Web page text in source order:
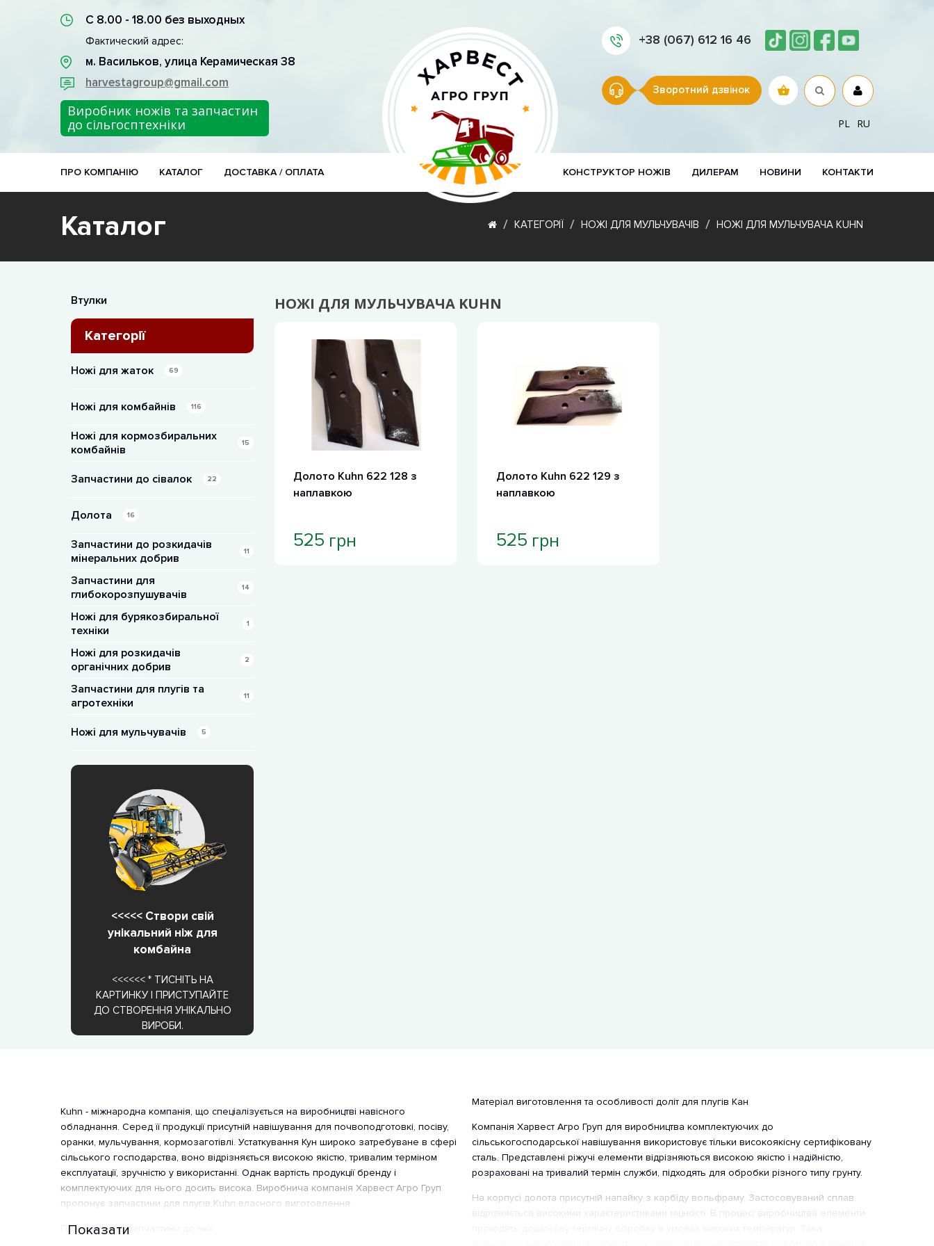
С 8.00 - 18.00 без выходных
Фактический адрес:
м. Васильков, улица Керамическая 38
harvestagroup@gmail.com
Виробник ножів та запчастин
до сільгосптехніки
+38 (067) 612 16 46
Зворотний дзвінок
PL RU
ПРО КОМПАНІЮ КАТАЛОГ ДОСТАВКА / ОПЛАТА КОНСТРУКТОР НОЖІВ ДИЛЕРАМ НОВИНИ КОНТАКТИ
Каталог КАТЕГОРІЇ НОЖІ ДЛЯ МУЛЬЧУВАЧІВ НОЖІ ДЛЯ МУЛЬЧУВАЧА KUHN
Втулки
Категорії
Ножі для жаток 69
Ножі для комбайнів 116
Ножі для кормозбиральних
комбайнів
15
Запчастини до сівалок 22
Долота 16
Запчастини до розкидачів
мінеральних добрив
11
Запчастини для
глибокорозпушувачів
14
Ножі для бурякозбиральної
техніки
1
Ножі для розкидачів
органічних добрив
2
Запчастини для плугів та
агротехніки
11
Ножі для мульчувачів 5
<<<<< Створи свій
унікальний ніж для
комбайна
<<<<<< * ТИСНІТЬ НА
КАРТИНКУ І ПРИСТУПАЙТЕ
ДО СТВОРЕННЯ УНІКАЛЬНО
ВИРОБИ.
НОЖІ ДЛЯ МУЛЬЧУВАЧА KUHN
Долото Kuhn 622 128 з
наплавкою
525 грн
Долото Kuhn 622 129 з
наплавкою
525 грн
Kuhn - міжнародна компанія, що спеціалізується на виробництві навісного
обладнання. Серед її продукції присутній навішування для почвоподготовкі, посіву,
оранки, мульчування, кормозаготівлі. Устаткування Кун широко затребуване в сфері
сільського господарства, воно відрізняється високою якістю, тривалим терміном
експлуатації, зручністю у використанні. Однак вартість продукції бренду і
комплектуючих для нього досить висока. Виробнича компанія Харвест Агро Груп
пропонує запчастини для плугів Kuhn власного виготовлення.
Плуги Kuhn та запчастини до них
Матеріал виготовлення та особливості доліт для плугів Кан
Компанія Харвест Агро Груп для виробництва комплектуючих до
сільськогосподарської навішування використовує тільки високоякісну сертифіковану
сталь. Представлені ріжучі елементи відрізняються високою якістю і надійністю,
розраховані на тривалий термін служби, підходять для обробки різного типу грунту.
На корпусі долота присутній напайку з карбіду вольфраму. Застосовуваний сплав
Показати